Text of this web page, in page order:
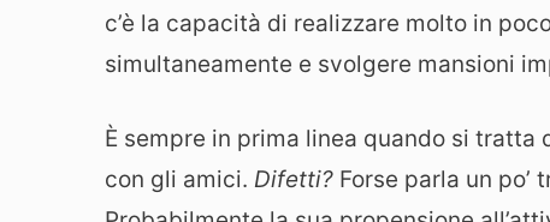
c’è la capacità di realizzare molto in
simultaneamente e svolgere mansioni
È sempre in prima linea quando si
con gli amici. Difetti? Forse parla un po’